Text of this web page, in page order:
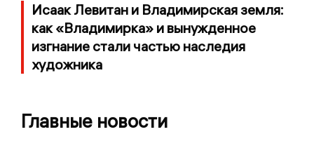
Исаак Левитан и Владимирская земля:
как «Владимирка» и вынужденное
изгнание стали частью наследия
художника
Главные новости